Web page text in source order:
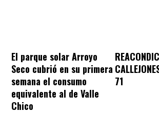
El parque solar Arroyo
Seco cubrió en su primera
semana el consumo
equivalente al de Valle
Chico
71